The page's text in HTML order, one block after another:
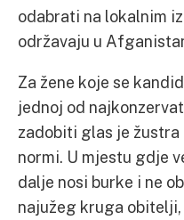
odabrati na lokalnim
održavaju u
Za žene koje se
jednoj od
zadobiti glas je
normi. U mjestu gdje
dalje nosi burke i ne
najužeg kruga